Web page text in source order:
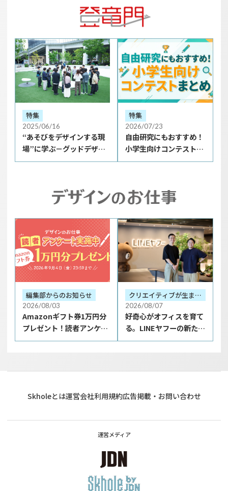
特集
2025/06/16
“あそびをデザインする現
場”に学ぶ－グッドデザイ
ン・ニューホープ賞 受賞後
特集
2026/07/23
自由研究にもおすすめ！
小学生向けコンテストま
とめ《2026夏》
編集部からのお知らせ
2026/08/03
Amazonギフト券1万円分
プレゼント！読者アンケー
トを9月4日まで実施中！
クリエイティブが生まれ
る場
2026/08/07
好奇心がオフィスを育て
る。LINEヤフーの新たな
「働く場」
Skholeとは運営会社利用規約広告掲載・お問い合わせ
運営メディア